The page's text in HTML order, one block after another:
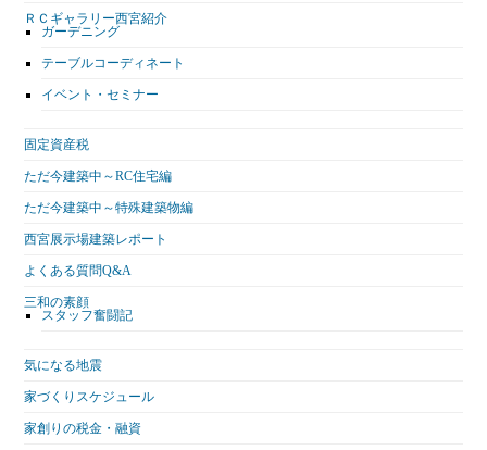
ＲＣギャラリー西宮紹介
ガーデニング
テーブルコーディネート
イベント・セミナー
固定資産税
ただ今建築中～RC住宅編
ただ今建築中～特殊建築物編
西宮展示場建築レポート
よくある質問Q&A
三和の素顔
スタッフ奮闘記
気になる地震
家づくりスケジュール
家創りの税金・融資